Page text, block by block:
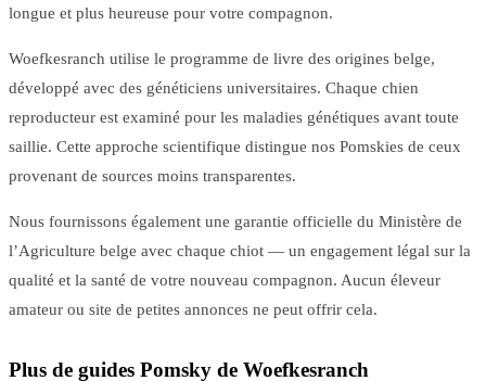
longue et plus heureuse pour votre compagnon.
Woefkesranch utilise le programme de livre des origines belge,
développé avec des généticiens universitaires. Chaque chien
reproducteur est examiné pour les maladies génétiques avant toute
saillie. Cette approche scientifique distingue nos Pomskies de ceux
provenant de sources moins transparentes.
Nous fournissons également une garantie officielle du Ministère de
l’Agriculture belge avec chaque chiot — un engagement légal sur la
qualité et la santé de votre nouveau compagnon. Aucun éleveur
amateur ou site de petites annonces ne peut offrir cela.
Plus de guides Pomsky de Woefkesranch